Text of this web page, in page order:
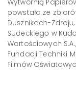
Wytwórnią
powstała ze
Dusznikach-
Sudeckiego w
Wartościowych
Fundacji Techniki
Filmów